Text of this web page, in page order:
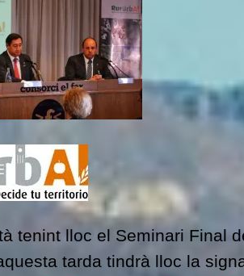
tenint lloc el Seminari Final
tarda tindrà lloc la